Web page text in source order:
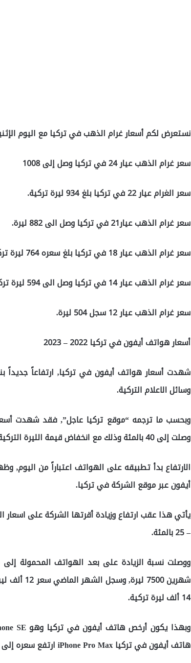
نستعرض لكم أسعار غرام الذهب في تركيا مع اليوم الإثنين 20/12/
سعر غرام الذهب عيار 24 في تركيا وصل إلى 1008
سعر الغرام عيار 22 في تركيا بلغ 934 ليرة تركية.
سعر غرام الذهب عيار21 في تركيا وصل الى 882 ليرة.
سعر غرام الذهب عيار 18 في تركيا بلغ سعره 764 ليرة تركية.
سعر غرام الذهب عيار 14 في تركيا وصل الى 594 ليرة تركية.
سعر غرام الذهب عيار 12 سجل 504 ليرة.
أسعار هواتف أيفون في تركيا 2022 – 2023
وسائل الاعلام التركية.
وبحسب ما ترجمه “موقع تركيا عاجل”, فقد شهدت
وصلت إلى 40 بالمئة وذلك مع انخفاض قيمة الليرة التركية مقابل الدولار.
الارتفاع بدأ تطبيقه على الهواتف اعتباراً من اليوم,
أيفون عبر موقع الشركة في تركيا.
– 25 بالمئة.
شهرين
14 ألف ليرة تركية.
هاتف أيفون في تركيا iPhone Pro Max ارتفع سعره إلى 42 ألف ليرة تركية.